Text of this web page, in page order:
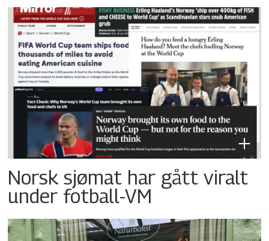
Norsk sjømat har gått viralt
under fotball-VM